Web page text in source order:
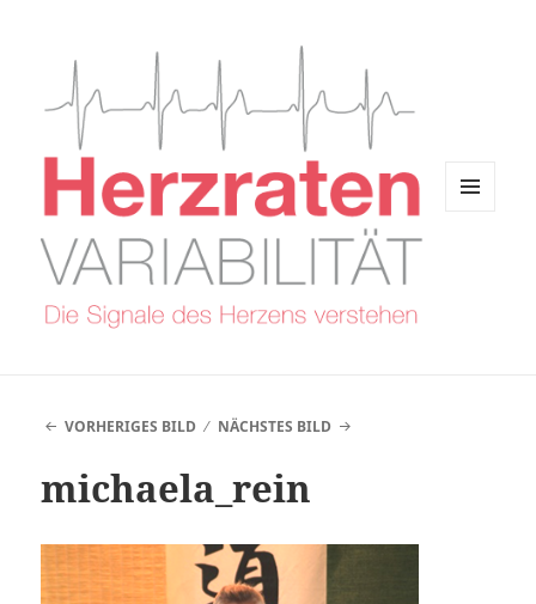
VORHERIGES BILD NÄCHSTES BILD
michaela_rein